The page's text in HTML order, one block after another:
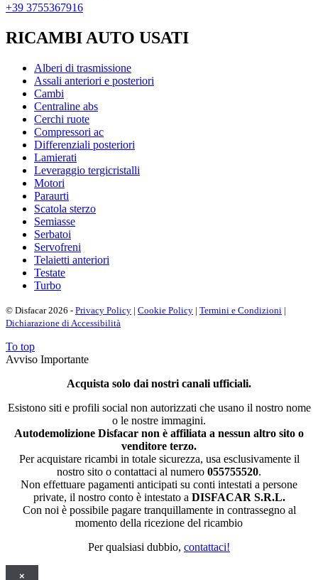
+39 3755367916
RICAMBI AUTO USATI
Alberi di trasmissione
Assali anteriori e posteriori
Cambi
Centraline abs
Cerchi ruote
Compressori ac
Differenziali posteriori
Lamierati
Leveraggio tergicristalli
Motori
Paraurti
Scatola sterzo
Semiasse
Serbatoi
Servofreni
Telaietti anteriori
Testate
Turbo
© Disfacar 2026 - Privacy Policy | Cookie Policy | Termini e Condizioni |
Dichiarazione di Accessibilità
To top
Avviso Importante
Acquista solo dai nostri canali ufficiali.
Esistono siti e profili social non autorizzati che usano il nostro nome
o le nostre immagini.
Autodemolizione Disfacar non è affiliata a nessun altro sito o
venditore terzo.
Per acquistare ricambi in totale sicurezza, usa esclusivamente il
nostro sito o contattaci al numero 055755520.
Non effettuare pagamenti anticipati su conti intestati a persone
private, il nostro conto è intestato a DISFACAR S.R.L.
Con noi è possibile pagare tranquillamente in contrassegno al
momento della ricezione del ricambio
Per qualsiasi dubbio, contattaci!
×